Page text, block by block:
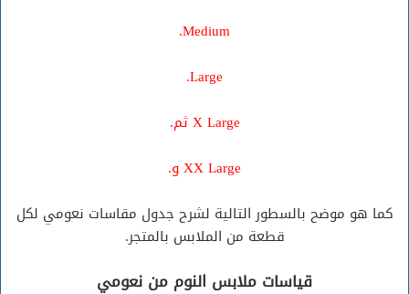
Medium.
Large.
X Large ثم.
XX Large و.
كما هو موضح بالسطور التالية لشرح جدول مقاسات نعومي لكل
قطعة من الملابس بالمتجر.
قياسات ملابس النوم من نعومي